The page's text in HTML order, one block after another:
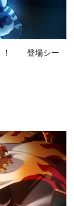
】！ 登場シー